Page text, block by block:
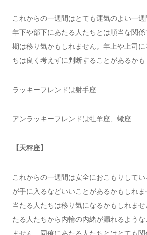
これからの一週間はとても運気のよい一週
年下や部下にあたる人たちとは順当な関
期は移り気かもしれません。年上や上司
ちは良く考えずに判断することがあるかも
ラッキーフレンドは射手座
アンラッキーフレンドは牡羊座、蠍座
【天秤座】
これからの一週間は安全におこもりして
が手に入るなどいいことがあるかもしれ
当たる人たちは移り気になるかもしれま
たる人たちから内輪の内緒が漏れるよう